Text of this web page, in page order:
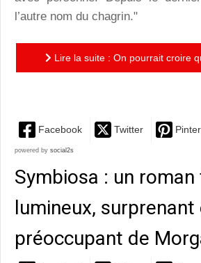
l’autre nom du chagrin."
Lire la suite : On pourrait croire
Facebook Twitter
powered by social2s
Symbiosa : un
lumineux, surprenant
préoccupant de